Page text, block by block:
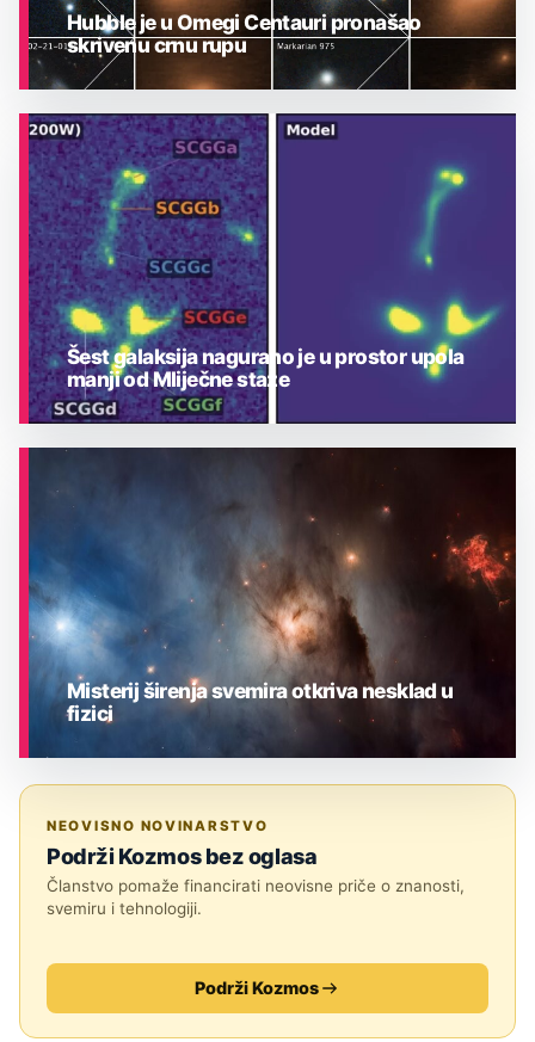
ASTRONOMIJA
Hubble je u Omegi Centauri pronašao
skrivenu crnu rupu
Šest galaksija nagurano je u prostor upola
manji od Mliječne staze
Misterij širenja svemira otkriva nesklad u
fizici
NEOVISNO NOVINARSTVO
Podrži Kozmos bez oglasa
Članstvo pomaže financirati neovisne priče o znanosti,
svemiru i tehnologiji.
Podrži Kozmos